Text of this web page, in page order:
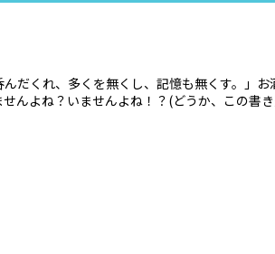
んだくれ、多くを無くし、記憶も無くす。
んよね？いませんよね！？(どうか、この書